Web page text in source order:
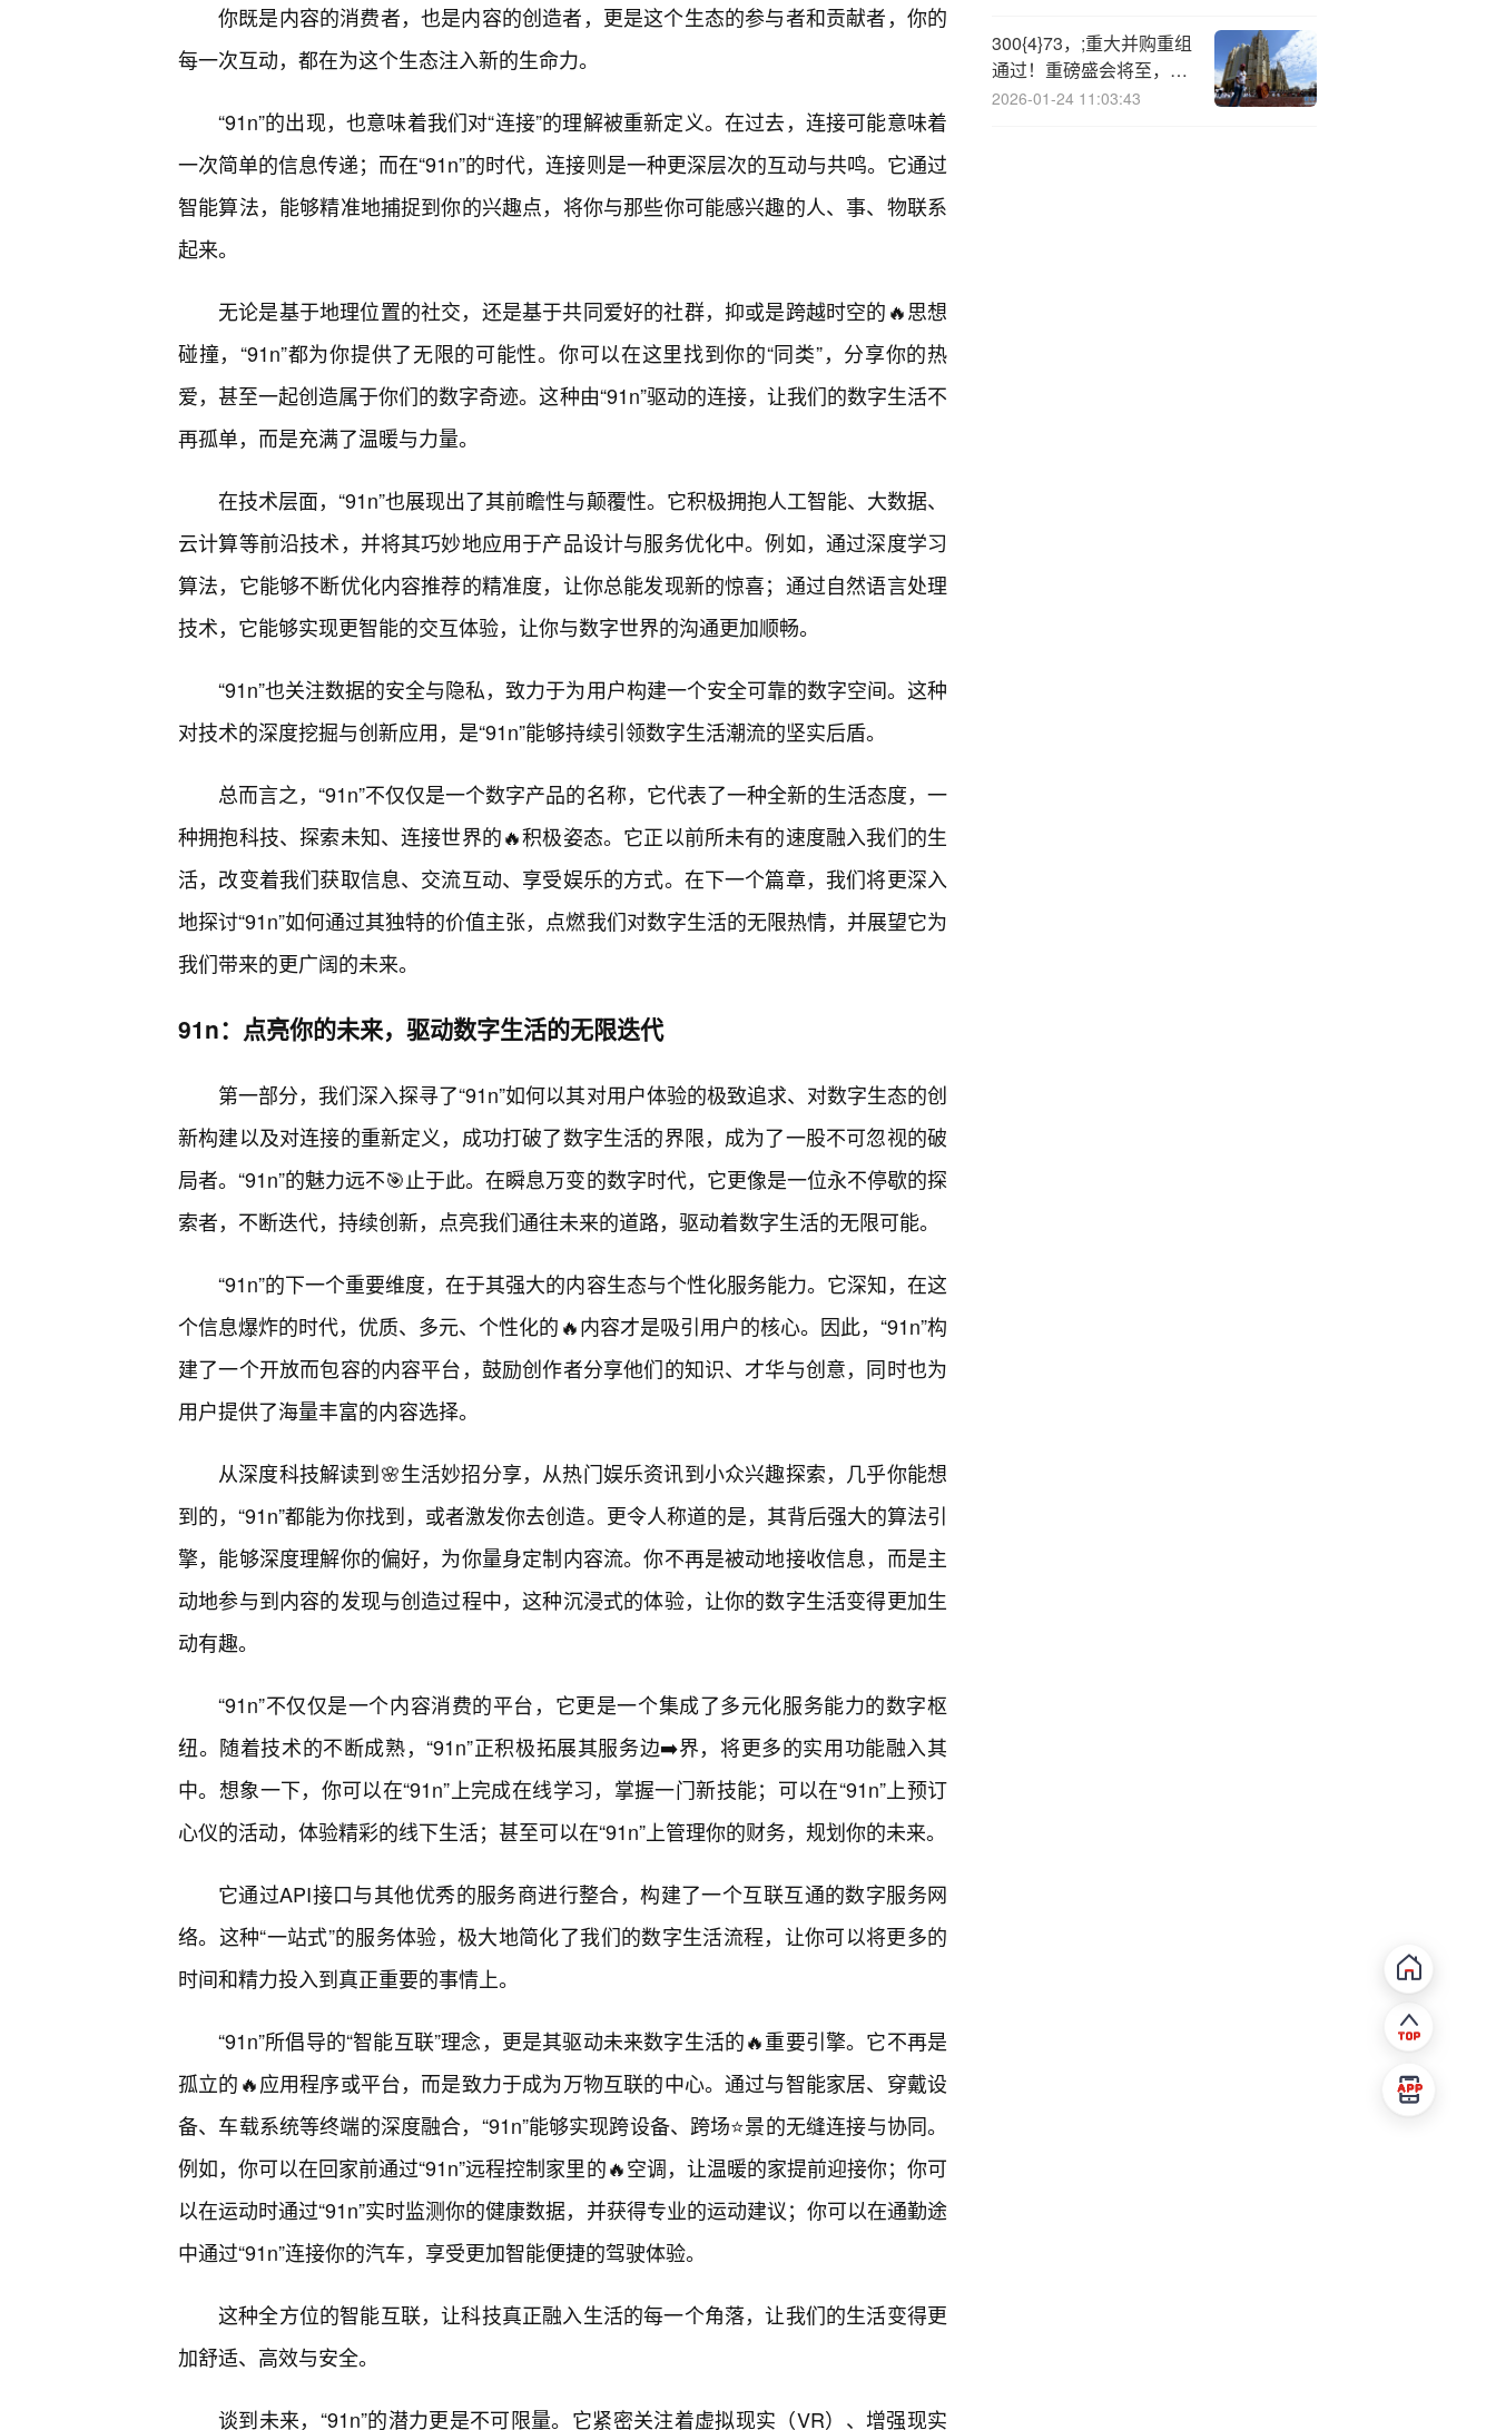
你既是内容的消费者，也是内容的创造者，更是这个生态的参与者和贡献者，你的
每一次互动，都在为这个生态注入新的生命力。
“91n”的出现，也意味着我们对“连接”的理解被重新定义。在过去，连接可能意味着
一次简单的信息传递；而在“91n”的时代，连接则是一种更深层次的互动与共鸣。它通过
智能算法，能够精准地捕捉到你的兴趣点，将你与那些你可能感兴趣的人、事、物联系
起来。
无论是基于地理位置的社交，还是基于共同爱好的社群，抑或是跨越时空的🔥思想
碰撞，“91n”都为你提供了无限的可能性。你可以在这里找到你的“同类”，分享你的热
爱，甚至一起创造属于你们的数字奇迹。这种由“91n”驱动的连接，让我们的数字生活不
再孤单，而是充满了温暖与力量。
在技术层面，“91n”也展现出了其前瞻性与颠覆性。它积极拥抱人工智能、大数据、
云计算等前沿技术，并将其巧妙地应用于产品设计与服务优化中。例如，通过深度学习
算法，它能够不断优化内容推荐的精准度，让你总能发现新的惊喜；通过自然语言处理
技术，它能够实现更智能的交互体验，让你与数字世界的沟通更加顺畅。
“91n”也关注数据的安全与隐私，致力于为用户构建一个安全可靠的数字空间。这种
对技术的深度挖掘与创新应用，是“91n”能够持续引领数字生活潮流的坚实后盾。
总而言之，“91n”不仅仅是一个数字产品的名称，它代表了一种全新的生活态度，一
种拥抱科技、探索未知、连接世界的🔥积极姿态。它正以前所未有的速度融入我们的生
活，改变着我们获取信息、交流互动、享受娱乐的方式。在下一个篇章，我们将更深入
地探讨“91n”如何通过其独特的价值主张，点燃我们对数字生活的无限热情，并展望它为
我们带来的更广阔的未来。
91n：点亮你的未来，驱动数字生活的无限迭代
第一部分，我们深入探寻了“91n”如何以其对用户体验的极致追求、对数字生态的创
新构建以及对连接的重新定义，成功打破了数字生活的界限，成为了一股不可忽视的破
局者。“91n”的魅力远不🎯止于此。在瞬息万变的数字时代，它更像是一位永不停歇的探
索者，不断迭代，持续创新，点亮我们通往未来的道路，驱动着数字生活的无限可能。
“91n”的下一个重要维度，在于其强大的内容生态与个性化服务能力。它深知，在这
个信息爆炸的时代，优质、多元、个性化的🔥内容才是吸引用户的核心。因此，“91n”构
建了一个开放而包容的内容平台，鼓励创作者分享他们的知识、才华与创意，同时也为
用户提供了海量丰富的内容选择。
从深度科技解读到🌸生活妙招分享，从热门娱乐资讯到小众兴趣探索，几乎你能想
到的，“91n”都能为你找到，或者激发你去创造。更令人称道的是，其背后强大的算法引
擎，能够深度理解你的偏好，为你量身定制内容流。你不再是被动地接收信息，而是主
动地参与到内容的发现与创造过程中，这种沉浸式的体验，让你的数字生活变得更加生
动有趣。
“91n”不仅仅是一个内容消费的平台，它更是一个集成了多元化服务能力的数字枢
纽。随着技术的不断成熟，“91n”正积极拓展其服务边➡️界，将更多的实用功能融入其
中。想象一下，你可以在“91n”上完成在线学习，掌握一门新技能；可以在“91n”上预订
心仪的活动，体验精彩的线下生活；甚至可以在“91n”上管理你的财务，规划你的未来。
它通过API接口与其他优秀的服务商进行整合，构建了一个互联互通的数字服务网
络。这种“一站式”的服务体验，极大地简化了我们的数字生活流程，让你可以将更多的
时间和精力投入到真正重要的事情上。
“91n”所倡导的“智能互联”理念，更是其驱动未来数字生活的🔥重要引擎。它不再是
孤立的🔥应用程序或平台，而是致力于成为万物互联的中心。通过与智能家居、穿戴设
备、车载系统等终端的深度融合，“91n”能够实现跨设备、跨场⭐景的无缝连接与协同。
例如，你可以在回家前通过“91n”远程控制家里的🔥空调，让温暖的家提前迎接你；你可
以在运动时通过“91n”实时监测你的健康数据，并获得专业的运动建议；你可以在通勤途
中通过“91n”连接你的汽车，享受更加智能便捷的驾驶体验。
这种全方位的智能互联，让科技真正融入生活的每一个角落，让我们的生活变得更
加舒适、高效与安全。
谈到未来，“91n”的潜力更是不可限量。它紧密关注着虚拟现实（VR）、增强现实
300{4}73，;重大并购重组
通过！重磅盛会将至，核
电增长预期强劲，9只概
2026-01-24 11:03:43